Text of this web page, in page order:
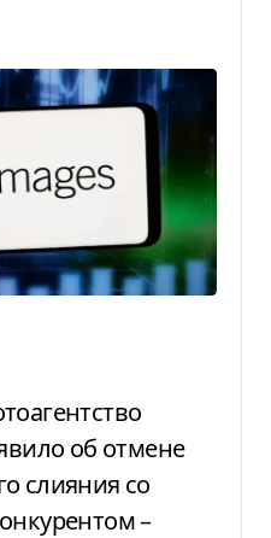
об отмене
слияния со
–